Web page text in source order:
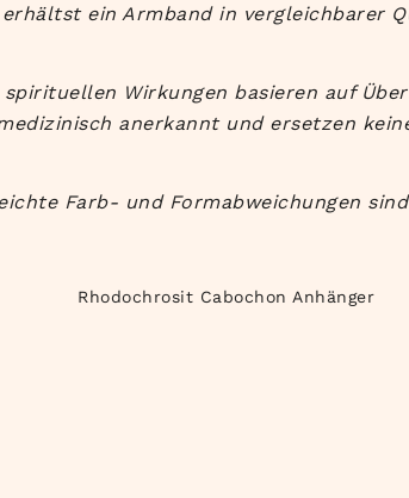
ein Armband in vergleichbarer
Wirkungen basieren auf
anerkannt und ersetzen
Farb- und Formabweichungen
Rhodochrosit Cabochon Anhänger